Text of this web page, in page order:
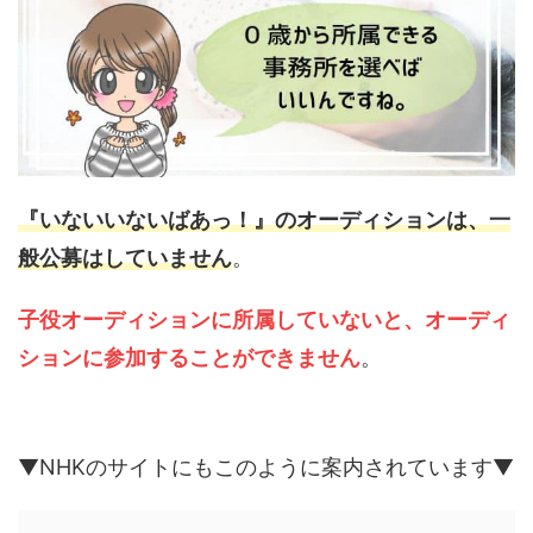
『いないいないばあっ！』のオーディションは、一
般公募はしていません。
子役オーディションに所属していないと、オーディ
ションに参加することができません。
▼NHKのサイトにもこのように案内されています▼